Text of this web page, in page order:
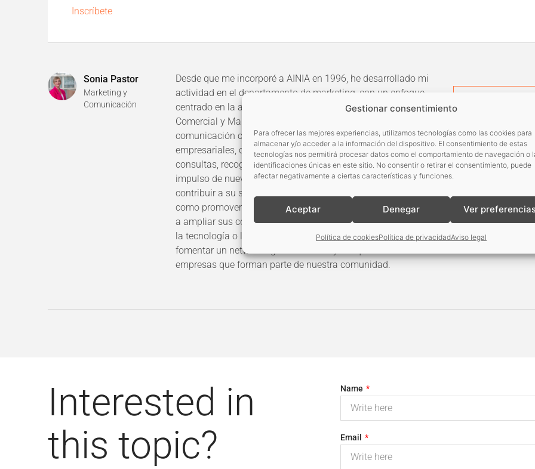
Gestionar consentimiento
Para ofrecer las mejores experiencias, utilizamos tecnologías como las cookies para
almacenar y/o acceder a la información del dispositivo. El consentimiento de estas
tecnologías nos permitirá procesar datos como el comportamiento de navegación o
identificaciones únicas en este sitio. No consentir o retirar el consentimiento, puede
afectar negativamente a ciertas características y funciones.
Aceptar Denegar Ver
Política de cookiesPolítica de privacidadAviso legal
Inscríbete
Sonia Pastor
Marketing y
Comunicación
Desde que me incorporé a AINIA en 1996, he desarrollado mi
actividad en el departamento de marketing, con un enfoque
centrado en la atención al asociado. Mi formación en Gestión
Comercial y Marketing me ha permitido establecer una
comunicación constante con profesionales de diversos sectores
empresariales, ofreciéndoles respuestas personalizadas a sus
consultas, recogiendo sus opiniones y acompañándoles en el
impulso de nuevas iniciativas. Me motiva especialmente
contribuir a su satisfacción y fidelización como asociados, así
como promover propuestas desde AINIA Network que les ayuden
a ampliar sus conocimientos en áreas clave como la innovación,
la tecnología o la legislación. Todo ello con un objetivo común:
fomentar un networking colaborativo y enriquecedor entre las
empresas que forman parte de nuestra comunidad.
Interested in
this topic?
Name
Email